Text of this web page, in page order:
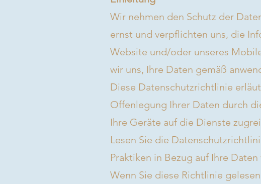
Wir nehmen den Schutz der
ernst und verpflichten uns, die
Website und/oder unseres
wir uns, Ihre Daten gemäß
Diese Datenschutzrichtlinie
Offenlegung Ihrer Daten durch
Ihre Geräte auf die Dienste
Lesen Sie die
Praktiken in Bezug auf Ihre
Wenn Sie diese Richtlinie